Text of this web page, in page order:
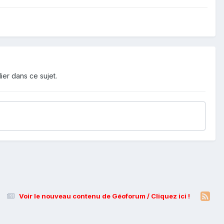
dans ce sujet.
Voir le nouveau contenu de Géoforum / Cliquez ici !